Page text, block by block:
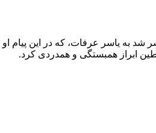
شهادت زهیر محسن، مجاهد فلسطینی، آیت‌الله طالقانی در پیامی که هشتم مرداد
ابراز همبستگی و همدردی کرد.